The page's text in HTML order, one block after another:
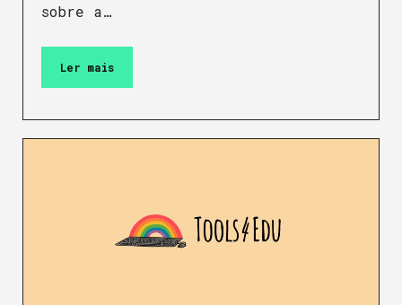
sobre a…
Ler mais